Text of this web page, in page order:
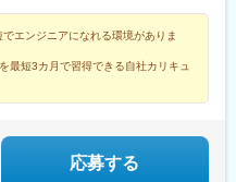
ル駅、日吉駅(神奈川県)、溝の口
駅、戸塚駅、海老名駅(相模線)、
駅、橋本駅(神奈川県)、上大岡
川崎駅、幕張本郷駅、稲毛駅、
)、北習志野駅、京成船橋駅、京
駅、伏見駅(愛知県)、栄駅(愛知
)、今宮戎駅、鶴橋駅、京橋駅(大
場駅、聖蹟桜ケ丘駅、千葉ニュー
、池袋駅、飯田橋駅、保土ケ谷
、豊田駅、東銀座駅、蒲田駅、さ
反田駅、小川町駅(東京都)、中目
虎ノ門駅、三田駅(東京都)、御徒
博多駅、都庁前駅、神泉駅、外苑
、二重橋前駅、向原駅(東京都)、
でエンジニアになれる環境がありま
最短3カ月で習得できる自社カリキュ
応募する